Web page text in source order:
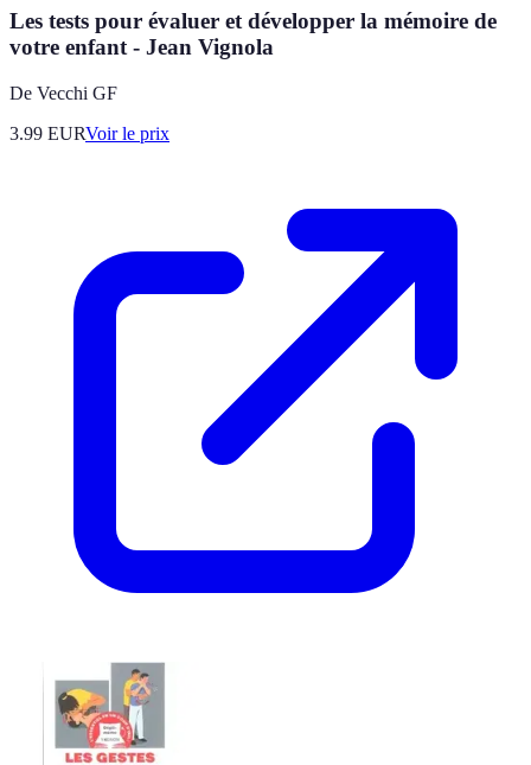
Les tests pour évaluer et développer la mémoire de
votre enfant - Jean Vignola
De Vecchi GF
3.99 EURVoir le prix